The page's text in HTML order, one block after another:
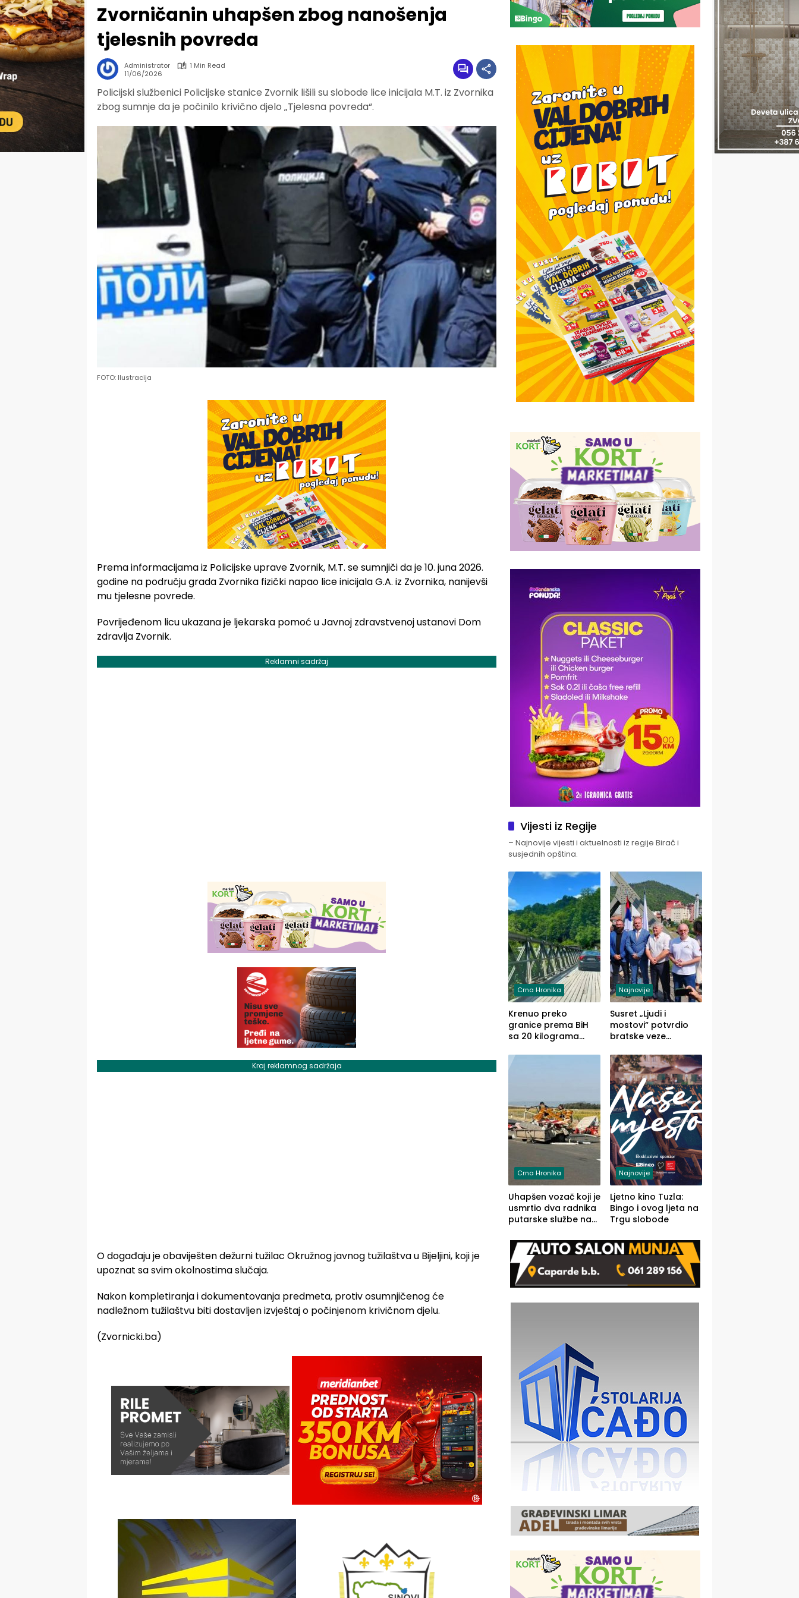
Zvorničanin uhapšen zbog nanošenja
tjelesnih povreda
Administrator
1 Min Read
11/06/2026
Policijski službenici Policijske stanice Zvornik lišili su slobode lice inicijala M.T. iz Zvornika
zbog sumnje da je počinilo krivično djelo „Tjelesna povreda“.
FOTO: Ilustracija
Prema informacijama iz Policijske uprave Zvornik, M.T. se sumnjiči da je 10. juna 2026.
godine na području grada Zvornika fizički napao lice inicijala G.A. iz Zvornika, nanijevši
mu tjelesne povrede.
Povrijeđenom licu ukazana je ljekarska pomoć u Javnoj zdravstvenoj ustanovi Dom
zdravlja Zvornik.
Reklamni sadržaj
Kraj reklamnog sadržaja
O događaju je obaviješten dežurni tužilac Okružnog javnog tužilaštva u Bijeljini, koji je
upoznat sa svim okolnostima slučaja.
Nakon kompletiranja i dokumentovanja predmeta, protiv osumnjičenog će
nadležnom tužilaštvu biti dostavljen izvještaj o počinjenom krivičnom djelu.
(Zvornicki.ba)
Vijesti iz Regije
– Najnovije vijesti i aktuelnosti iz regije Birač i
susjednih opština.
Crna Hronika
Krenuo preko
granice prema BiH
sa 20 kilograma
u automobilu
Najnovije
Susret „Ljudi i
mostovi“ potvrdio
bratske veze
Zvornika
Crna Hronika
Uhapšen vozač koji je
usmrtio dva radnika
putarske službe na
prema Šapcu
(FOTO)
Najnovije
Ljetno kino Tuzla:
Bingo i ovog ljeta na
Trgu slobode